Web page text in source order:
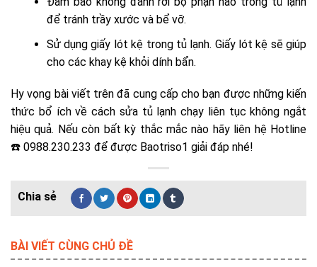
để tránh trầy xước và bể vỡ.
Sử dụng giấy lót kệ trong tủ lạnh. Giấy lót kệ sẽ giúp
cho các khay kệ khỏi dính bẩn.
Hy vọng bài viết trên đã cung cấp cho bạn được những kiến
thức bổ ích về cách sửa tủ lạnh chạy liên tục không ngắt
hiệu quả. Nếu còn bất kỳ thắc mắc nào hãy liên hệ Hotline
☎️ 0988.230.233 để được Baotriso1 giải đáp nhé!
BÀI VIẾT CÙNG CHỦ ĐỀ